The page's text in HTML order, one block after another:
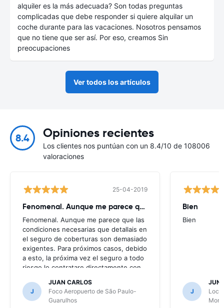
alquiler es la más adecuada? Son todas preguntas
complicadas que debe responder si quiere alquilar un
coche durante para las vacaciones. Nosotros pensamos
que no tiene que ser así. Por eso, creamos Sin
preocupaciones
Ver todos los artículos
8.4 Opiniones recientes
Los clientes nos puntúan con un 8.4/10 de 108006
valoraciones
25-04-2019
Fenomenal. Aunque me parece que
Fenomenal. Aunque me parece que las
condiciones necesarias que detallais en
el seguro de coberturas son demasiado
exigentes. Para próximos casos, debido
a esto, la próxima vez el seguro a todo
riesgo lo contratare directamente con
J
JUAN CARLOS
Foco Aeropuerto de São Paulo-
Guarulhos
Bien
Bien
J
JUNE